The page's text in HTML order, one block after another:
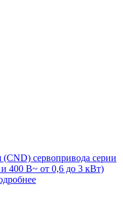
сервопривода серии
400 В~ от 0,6 до 3 кВт)